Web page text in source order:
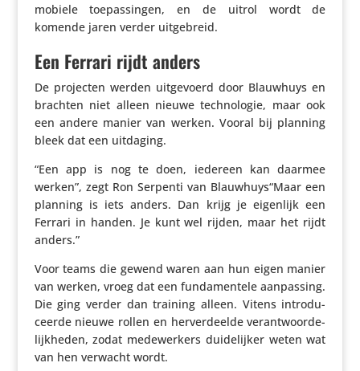
mobiele toepas­singen, en de uitrol wordt de
komende jaren verder uitgebreid.
Een Ferrari rijdt anders
De projecten werden uitge­voerd door Blauwhuys en
brachten niet alleen nieuwe tech­no­logie, maar ook
een andere manier van werken. Vooral bij planning
bleek dat een uitdaging.
“Een app is nog te doen, iedereen kan daarmee
werken”, zegt Ron Serpenti van Blauwhuys“Maar een
planning is iets anders. Dan krijg je eigenlijk een
Ferrari in handen. Je kunt wel rijden, maar het rijdt
anders.”
Voor teams die gewend waren aan hun eigen manier
van werken, vroeg dat een funda­men­tele aanpas­sing.
Die ging verder dan training alleen. Vitens intro­du­
ceerde nieuwe rollen en herver­deelde verant­woor­de­
lijk­heden, zodat mede­wer­kers duide­lijker weten wat
van hen verwacht wordt.